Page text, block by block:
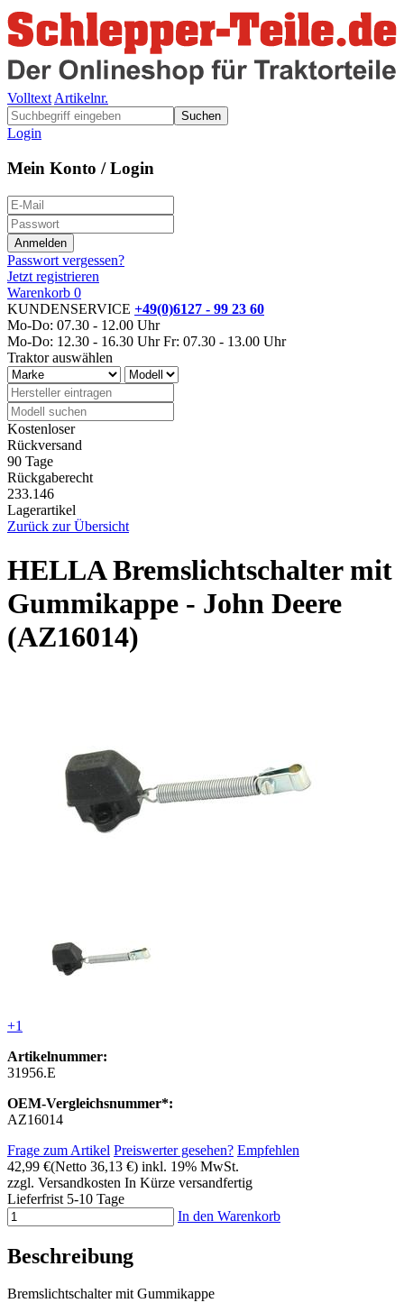
Volltext Artikelnr.
Suchen
Login
Mein Konto / Login
Passwort vergessen?
Jetzt registrieren
Warenkorb 0
KUNDENSERVICE +49(0)6127 - 99 23 60
Mo-Do: 07.30 - 12.00 Uhr
Mo-Do: 12.30 - 16.30 Uhr Fr: 07.30 - 13.00 Uhr
Traktor auswählen
Kostenloser
Rückversand
90 Tage
Rückgaberecht
233.146
Lagerartikel
Zurück zur Übersicht
HELLA Bremslichtschalter mit
Gummikappe - John Deere
(AZ16014)
+1
Artikelnummer:
31956.E
OEM-Vergleichsnummer*:
AZ16014
Frage zum Artikel Preiswerter gesehen? Empfehlen
42,99 €(Netto 36,13 €) inkl. 19% MwSt.
zzgl. Versandkosten In Kürze versandfertig
Lieferfrist 5-10 Tage
In den Warenkorb
Beschreibung
Bremslichtschalter mit Gummikappe